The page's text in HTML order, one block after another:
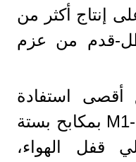
على إنتاج أكثر من
و1200 رطل-قدم من عزم
أقصى استفادة
من هذه القوة ، تتميز M1-R بمكابح بستة
قفل الهواء،